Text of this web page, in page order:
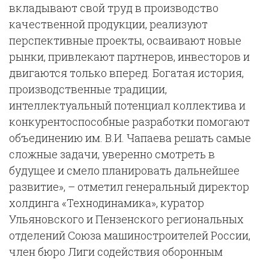
вкладывают свой труд в производство
качественной продукции, реализуют
перспективные проекты, осваивают новые
рынки, привлекают партнеров, инвесторов и
двигаются только вперед. Богатая история,
производственные традиции,
интеллектуальный потенциал коллектива и
конкурентоспособные разработки помогают
объединению им. В.И. Чапаева решать самые
сложные задачи, уверенно смотреть в
будущее и смело планировать дальнейшее
развитие», – отметилгенеральный директор
холдинга «Технодинамика», куратор
Ульяновского и Пензенского региональных
отделений Союза машиностроителей России,
член бюро Лиги содействия оборонным